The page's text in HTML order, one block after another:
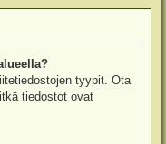
tyypit. Ota
tiedostot ovat